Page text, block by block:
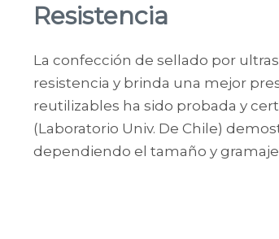
Resistencia
La confección de sellado por
resistencia y brinda una mejor
reutilizables ha sido probada y
(Laboratorio Univ. De Chile)
dependiendo el tamaño y gramaje